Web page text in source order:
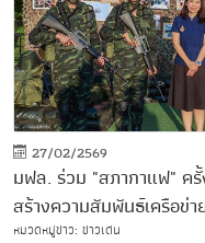
27/02/2569
มฟล. ร่วม "สภากาแฟ" ค
สร้างความสัมพันธ์เครือข่
หมวดหมู่ข่าว: ข่าวเด่น